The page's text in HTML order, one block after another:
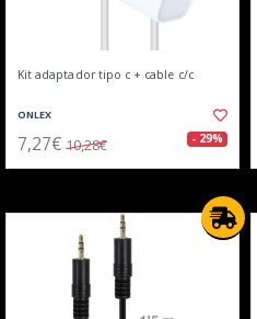
Kit adaptador tipo c + cable c/c
ONLEX
7,27€ 10,28€ - 29%